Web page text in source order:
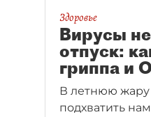
Здоровье
Вирусы
отпуск:
гриппа и
В летнюю
подхватить